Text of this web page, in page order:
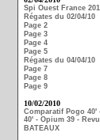
Spi Ouest France
Régates du 02/04/10
Page 2
Page 3
Page 4
Page 5
Régates du 04/04/10
Page 7
Page 8
Page 9
10/02/2010
Comparatif Pogo 40'
40' - Opium 39 -
BATEAUX